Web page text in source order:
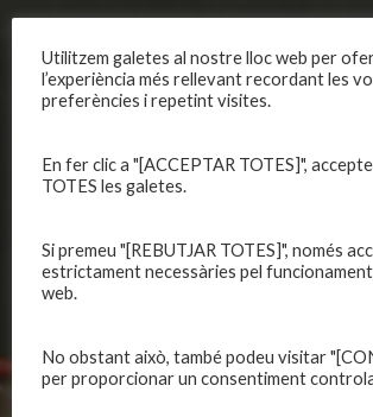
Història
Avís legal
Política de galetes
Privadesa a les xarxes
Primer equip
Equips
Escola
Patrocinadors
CALENDARIS
Utilitzem galetes al nostre lloc web per
l’experiència més rellevant recordant les
preferències i repetint visites.
En fer clic a "[ACCEPTAR TOTES]",
TOTES les galetes.
Si premeu "[REBUTJAR TOTES]", només
estrictament necessàries pel
web.
No obstant això, també podeu visitar
per proporcionar un consentiment